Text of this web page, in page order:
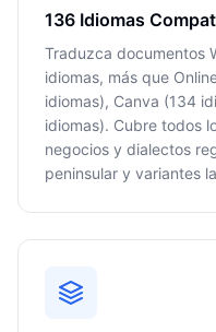
136 Idiomas
Traduzca documentos
idiomas, más que
idiomas), Canva (134
idiomas). Cubre todos
negocios y dialectos
peninsular y variantes